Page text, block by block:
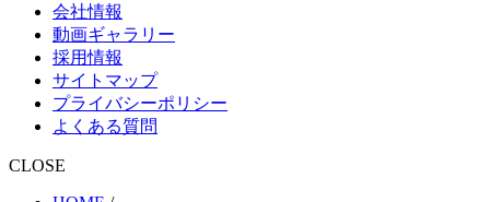
会社情報
動画ギャラリー
採用情報
サイトマップ
プライバシーポリシー
よくある質問
CLOSE